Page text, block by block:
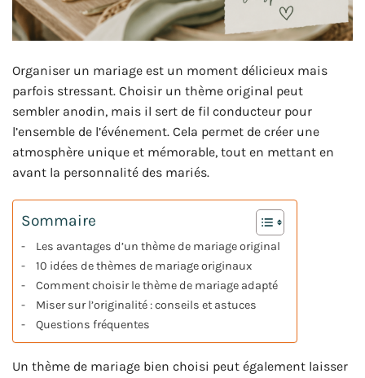
Organiser un mariage est un moment délicieux mais
parfois stressant. Choisir un thème original peut
sembler anodin, mais il sert de fil conducteur pour
l’ensemble de l’événement. Cela permet de créer une
atmosphère unique et mémorable, tout en mettant en
avant la personnalité des mariés.
Sommaire
Les avantages d’un thème de mariage original
10 idées de thèmes de mariage originaux
Comment choisir le thème de mariage adapté
Miser sur l’originalité : conseils et astuces
Questions fréquentes
Un thème de mariage bien choisi peut également laisser